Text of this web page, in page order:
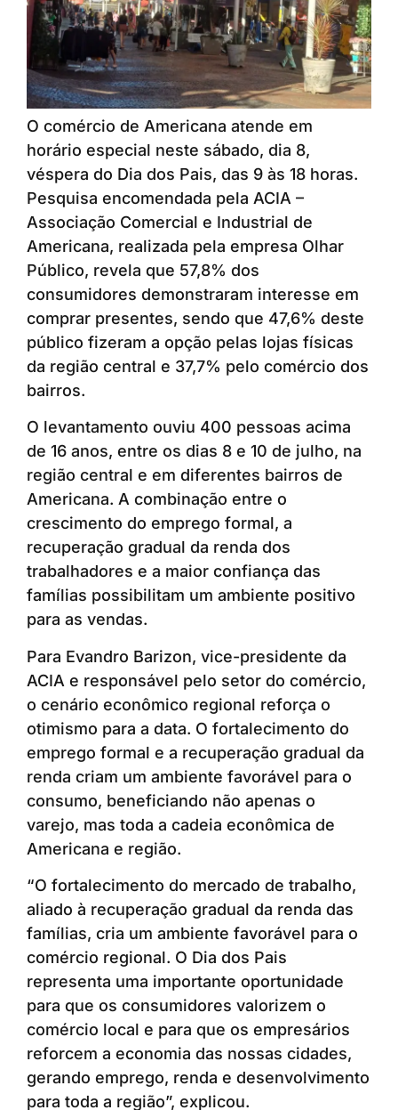
O comércio de Americana atende em
horário especial neste sábado, dia 8,
véspera do Dia dos Pais, das 9 às 18 horas.
Pesquisa encomendada pela ACIA –
Associação Comercial e Industrial de
Americana, realizada pela empresa Olhar
Público, revela que 57,8% dos
consumidores demonstraram interesse em
comprar presentes, sendo que 47,6% deste
público fizeram a opção pelas lojas físicas
da região central e 37,7% pelo comércio dos
bairros.
O levantamento ouviu 400 pessoas acima
de 16 anos, entre os dias 8 e 10 de julho, na
região central e em diferentes bairros de
Americana. A combinação entre o
crescimento do emprego formal, a
recuperação gradual da renda dos
trabalhadores e a maior confiança das
famílias possibilitam um ambiente positivo
para as vendas.
Para Evandro Barizon, vice-presidente da
ACIA e responsável pelo setor do comércio,
o cenário econômico regional reforça o
otimismo para a data. O fortalecimento do
emprego formal e a recuperação gradual da
renda criam um ambiente favorável para o
consumo, beneficiando não apenas o
varejo, mas toda a cadeia econômica de
Americana e região.
“O fortalecimento do mercado de trabalho,
aliado à recuperação gradual da renda das
famílias, cria um ambiente favorável para o
comércio regional. O Dia dos Pais
representa uma importante oportunidade
para que os consumidores valorizem o
comércio local e para que os empresários
reforcem a economia das nossas cidades,
gerando emprego, renda e desenvolvimento
para toda a região”, explicou.